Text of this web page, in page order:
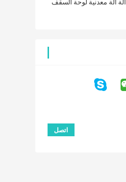
آلة آلة معدنية لوحة السقف